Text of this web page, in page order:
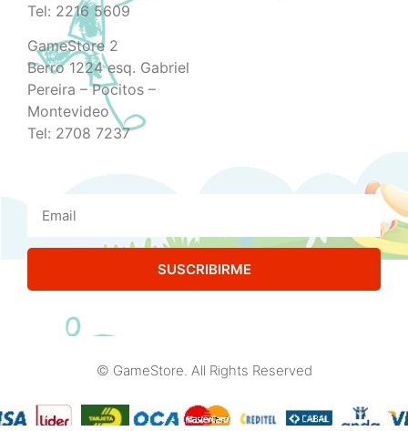
Tel: 2216 5609
GameStore 2
Berro 1224 esq. Gabriel
Pereira – Pocitos –
Montevideo
Tel: 2708 7237
SUSCRIBIRME
© GameStore. All Rights Reserved